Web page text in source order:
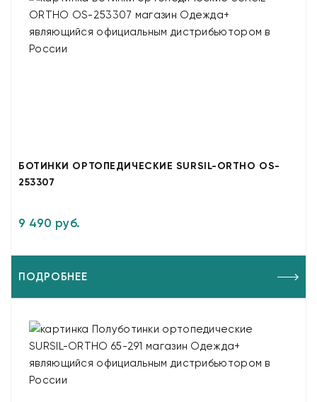
БОТИНКИ ОРТОПЕДИЧЕСКИЕ SURSIL-ORTHO OS-
253307
9 490 руб.
ПОДРОБНЕЕ